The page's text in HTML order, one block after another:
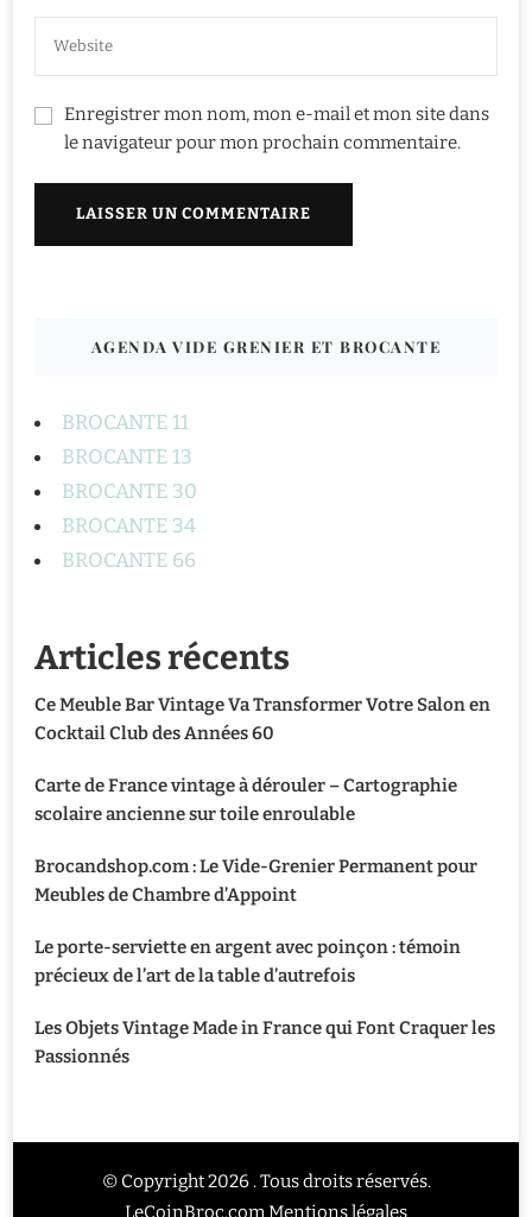
Enregistrer mon nom, mon e-mail et mon site dans
le navigateur pour mon prochain commentaire.
AGENDA VIDE GRENIER ET BROCANTE
BROCANTE 11
BROCANTE 13
BROCANTE 30
BROCANTE 34
BROCANTE 66
Articles récents
Ce Meuble Bar Vintage Va Transformer Votre Salon en
Cocktail Club des Années 60
Carte de France vintage à dérouler – Cartographie
scolaire ancienne sur toile enroulable
Brocandshop.com : Le Vide-Grenier Permanent pour
Meubles de Chambre d’Appoint
Le porte-serviette en argent avec poinçon : témoin
précieux de l’art de la table d’autrefois
Les Objets Vintage Made in France qui Font Craquer les
Passionnés
© Copyright 2026 . Tous droits réservés.
LeCoinBroc.com Mentions légales